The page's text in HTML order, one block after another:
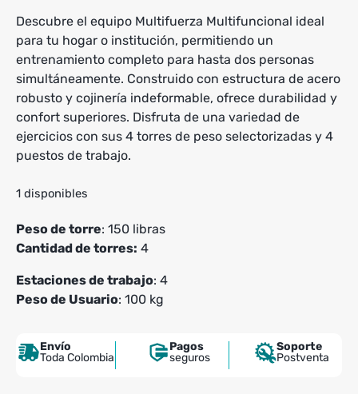
Descubre el equipo Multifuerza Multifuncional ideal
para tu hogar o institución, permitiendo un
entrenamiento completo para hasta dos personas
simultáneamente. Construido con estructura de acero
robusto y cojinería indeformable, ofrece durabilidad y
confort superiores. Disfruta de una variedad de
ejercicios con sus 4 torres de peso selectorizadas y 4
puestos de trabajo.
1 disponibles
Peso de torre: 150 libras
Cantidad de torres: 4
Estaciones de trabajo: 4
Peso de Usuario: 100 kg
Envío
Toda Colombia
Pagos
seguros
Soporte
Postventa